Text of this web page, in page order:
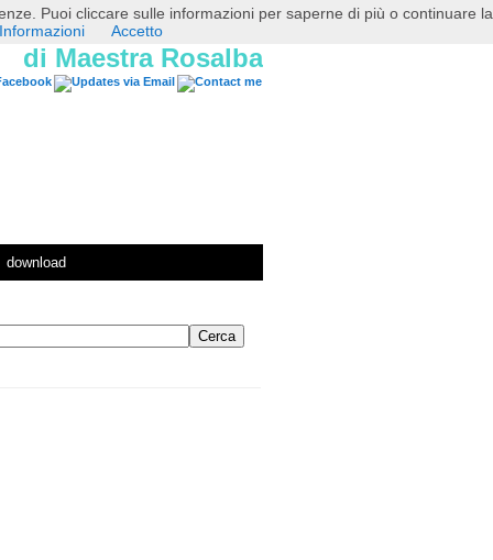
di Maestra Rosalba
download
Puoi cliccare sulle informazioni per saperne di più o continuare la
Accetto